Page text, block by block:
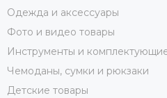
Одежда и аксессуары
Фото и видео товары
Инструменты и
Чемоданы, сумки и рюкзаки
Детские товары